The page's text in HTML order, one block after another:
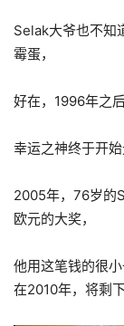
Selak大爷也不知
霉蛋，
好在，1996年之
幸运之神终于开始
2005年，76岁的
欧元的大奖，
他用这笔钱的很
在2010年，将剩